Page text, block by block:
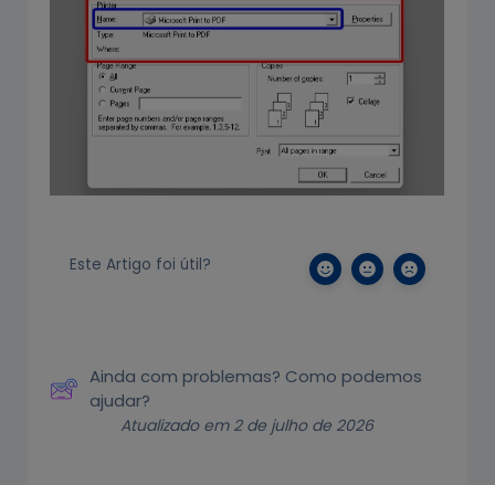
Este Artigo foi útil?
Ainda com problemas? Como podemos
ajudar?
Atualizado em 2 de julho de 2026